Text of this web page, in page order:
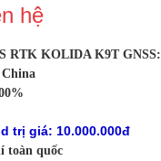
hệ
RTK KOLIDA K9T GNSS:
trị giá: 10.000.000đ
toàn quốc